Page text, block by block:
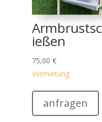
ießen
75,00 €
Vermietung
anfragen